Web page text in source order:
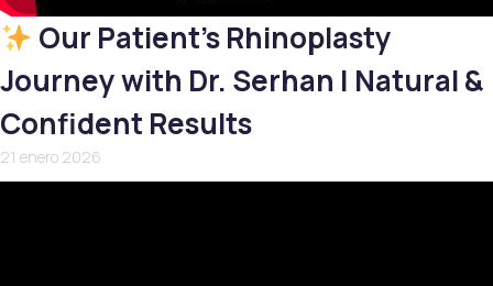
Our Patient’s Rhinoplasty
Journey with Dr. Serhan | Natural &
Confident Results
21 enero 2026